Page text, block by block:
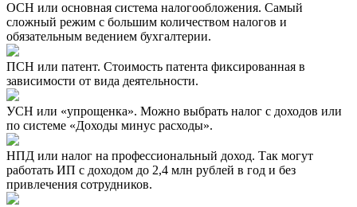
ОСН или основная система налогообложения. Самый
сложный режим с большим количеством налогов и
обязательным ведением бухгалтерии.
ПСН или патент. Стоимость патента фиксированная в
зависимости от вида деятельности.
УСН или «упрощенка». Можно выбрать налог с доходов или
по системе «Доходы минус расходы».
НПД или налог на профессиональный доход. Так могут
работать ИП с доходом до 2,4 млн рублей в год и без
привлечения сотрудников.